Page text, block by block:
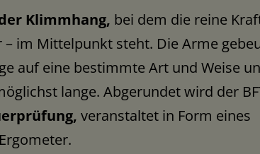
Klimmhang, bei dem die reine
im Mittelpunkt steht. Die Arme
auf eine bestimmte Art und Weise
lange. Abgerundet wird der
veranstaltet in Form eines